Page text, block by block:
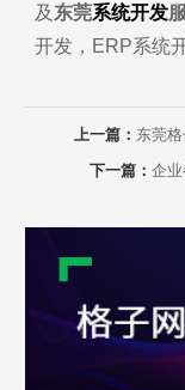
及 东莞系统开发
开发，ERP系统
上一篇： 东莞
下一篇： 企
不怕就请留下您的